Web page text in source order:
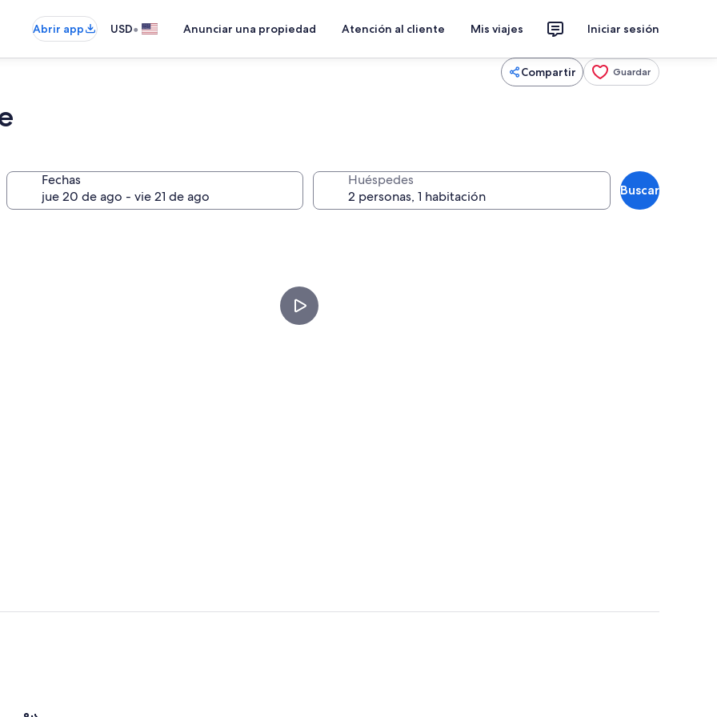
Abrir app USD• Anunciar una propiedad Atención al cliente Mis viajes Iniciar sesión
Compartir Guardar
Fechas Huéspedes
Buscar